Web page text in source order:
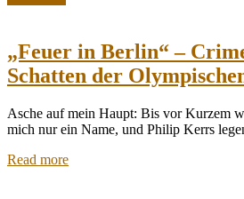
„Feuer in Berlin“ –
Schatten der
Asche auf mein Haupt: Bis vor Kurzem
mich nur ein Name, und Philip Kerrs
Read more